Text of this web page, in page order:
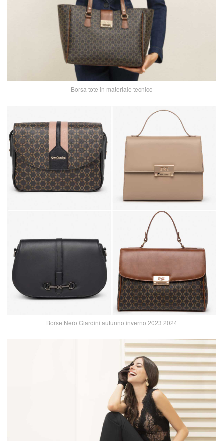
Borsa tote in materiale tecnico
Borse Nero Giardini autunno inverno 2023 2024